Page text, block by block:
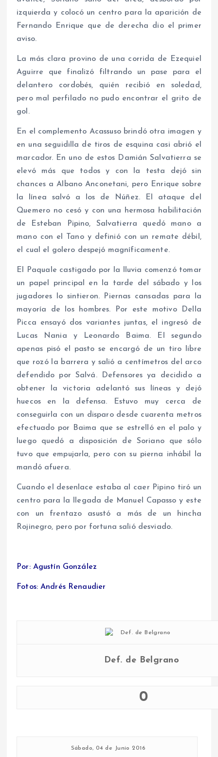
izquierda y colocó un centro para la aparición de
Fernando Enrique que de derecha dio el primer
aviso.
La más clara provino de una corrida de Ezequiel
Aguirre que finalizó filtrando un pase para el
delantero cordobés, quién recibió en soledad,
pero mal perfilado no pudo encontrar el grito de
gol.
En el complemento Acassuso brindó otra imagen y
en una seguidilla de tiros de esquina casi abrió el
marcador. En uno de estos Damián Salvatierra se
elevó más que todos y con la testa dejó sin
chances a Albano Anconetani, pero Enrique sobre
la línea salvó a los de Núñez. El ataque del
Quemero no cesó y con una hermosa habilitación
de Esteban Pipino, Salvatierra quedó mano a
mano con el Tano y definió con un remate débil,
el cual el golero despejó magníficamente.
El Paquale castigado por la lluvia comenzó tomar
un papel principal en la tarde del sábado y los
jugadores lo sintieron. Piernas cansadas para la
mayoría de los hombres. Por este motivo Della
Picca ensayó dos variantes juntas, el ingresó de
Lucas Nania y Leonardo Baima. El segundo
apenas pisó el pasto se encargó de un tiro libre
que rozó la barrera y salió a centímetros del arco
defendido por Salvá. Defensores ya decidido a
obtener la victoria adelantó sus líneas y dejó
huecos en la defensa. Estuvo muy cerca de
conseguirla con un disparo desde cuarenta metros
efectuado por Baima que se estrelló en el palo y
luego quedó a disposición de Soriano que sólo
tuvo que empujarla, pero con su pierna inhábil la
mandó afuera.
Cuando el desenlace estaba al caer Pipino tiró un
centro para la llegada de Manuel Capasso y este
con un frentazo asustó a más de un hincha
Rojinegro, pero por fortuna salió desviado.
Por: Agustín González
Fotos: Andrés Renaudier
Def. de Belgrano
0
Sábado, 04 de Junio 2016